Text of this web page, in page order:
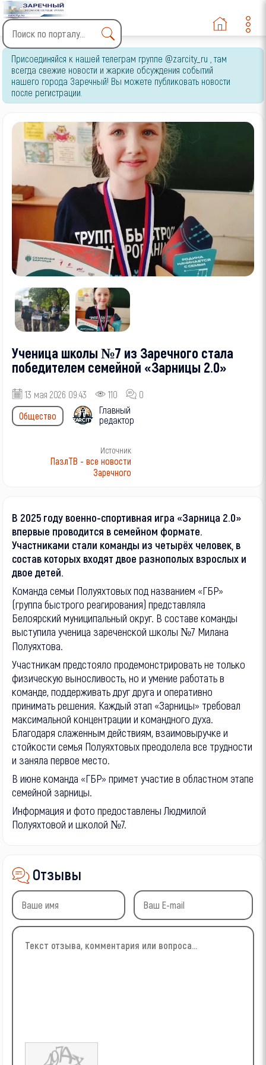
Type 2 or more characters
for results.
Присоединяйся к нашей телеграм группе @zarcity_ru , там
всегда свежие новости и жаркие обсуждения событий
нашего города Заречный! Вы можете публиковать новости
после регистрации.
Ученица школы №7 из Заречного стала
победителем семейной «Зарницы 2.0»
13 мая 2026 09:43 110
0
Общество
Главный
редактор
Источник
ПазлТВ - все новости
Заречного
В 2025 году военно-спортивная игра «Зарница 2.0»
впервые проводится в семейном формате.
Участниками стали команды из четырёх человек, в
состав которых входят двое разнополых взрослых и
двое детей.
Команда семьи Полуяхтовых под названием «ГБР»
(группа быстрого реагирования) представляла
Белоярский муниципальный округ. В составе команды
выступила ученица зареченской школы №7 Милана
Полуяхтова.
Участникам предстояло продемонстрировать не только
физическую выносливость, но и умение работать в
команде, поддерживать друг друга и оперативно
принимать решения. Каждый этап «Зарницы» требовал
максимальной концентрации и командного духа.
Благодаря слаженным действиям, взаимовыручке и
стойкости семья Полуяхтовых преодолела все трудности
и заняла первое место.
В июне команда «ГБР» примет участие в областном этапе
семейной зарницы.
Информация и фото предоставлены Людмилой
Полуяхтовой и школой №7.
Отзывы